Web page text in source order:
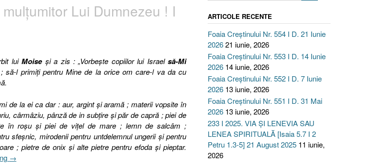
Lui Dumnezeu ! I
luiMoiseşi a zis : „Vorbeşte copiilor lui Israelsă-Mi
să-l primiţi pentru Mine de la orice om care-l va da cu
de la ei ca dar : aur, argint şi aramă ; materii vopsite în
cârmâziu, pânză de in subţire şi păr de capră ; piei de
în roşu şi piei de viţel de mare ; lemn de salcâm ;
sfeşnic, mirodenii pentru untdelemnul ungerii şi pentru
; pietre de onix şi alte pietre pentru efoda şi pieptar.
„Sărbătoarea
→
ARTICOLE RECENTE
Foaia Creștinului Nr. 554 I D. 21 Iunie
202621 iunie, 2026
Foaia Creștinului Nr. 553 I D. 14 Iunie
2026 14 iunie, 2026
Foaia Creștinului Nr. 552 I D. 7 Iunie
2026 13 iunie, 2026
Foaia Creștinului Nr. 551 I D. 31 Mai
2026 13 iunie, 2026
233 I 2025. VIA ȘI LENEVIA SAU
LENEA SPIRITUALĂ [Isaia 5.7 I 2
Petru 1.3-5] 21 August 2025 11 iunie,
2026